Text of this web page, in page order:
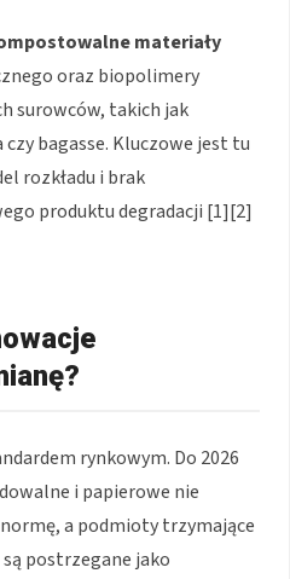
materiały
oraz biopolimery
surowców, takich jak
bagasse. Kluczowe jest tu
rozkładu i brak
produktu degradacji [1][2]
rynkowym. Do 2026
i papierowe nie
a podmioty trzymające
postrzegane jako